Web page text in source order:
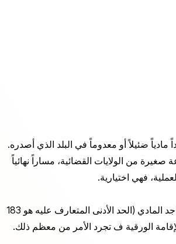
ضئيلاً أو معدوماً في البلد الذي أصدره.
من الولايات القضائية، مساراً نهائياً
فهي اختيارية.
يفترض تصريح الإقامة القياسي أن حامله سينتقل للعيش. يعتمد التجديد على التواجد المادي (الحد الأدنى المتعارف عليه هو 183
الإقامة الورقية ف تجرد الأمر من معظم ذلك.